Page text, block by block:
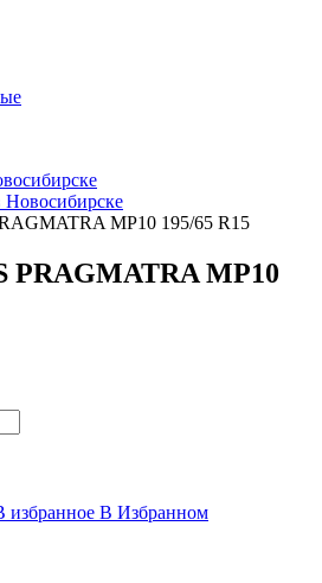
Новосибирске
MP10 195/65 R15
MP10
избранное В Избранном